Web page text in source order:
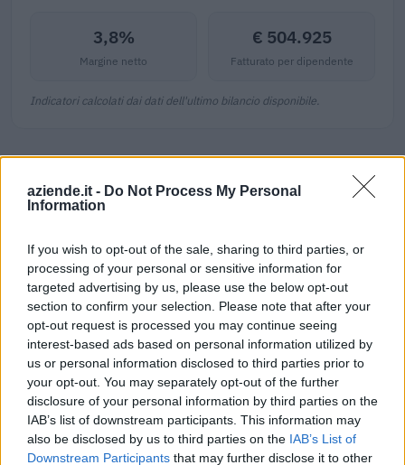
aziende.it - Do Not Process My Personal
Information
If you wish to opt-out of the sale, sharing to third parties, or
processing of your personal or sensitive information for
targeted advertising by us, please use the below opt-out
section to confirm your selection. Please note that after your
opt-out request is processed you may continue seeing
interest-based ads based on personal information utilized by
us or personal information disclosed to third parties prior to
your opt-out. You may separately opt-out of the further
disclosure of your personal information by third parties on the
IAB’s list of downstream participants. This information may
also be disclosed by us to third parties on the IAB’s List of
Downstream Participants that may further disclose it to other
3,8%
Margine netto
€ 504.925
Fatturato per dipendente
Indicatori calcolati dai dati dell'ultimo bilancio disponibile.
Aiuti di Stato e contributi pubblici
Merlino S.r.l. risulta beneficiaria di 3 aiuti o contributi
2023-05-30
Contributo a fondo perduto [e modifiche ai sensi
della decisione SA. 62668 e decisione C(2022) 171 final)
SA 101076)
agenzia delle entrate
12.443 euro
2023-04-03
esenzioni fiscali e crediti d'imposta adottati a
seguito della crisi economica causata dall'epidemia di